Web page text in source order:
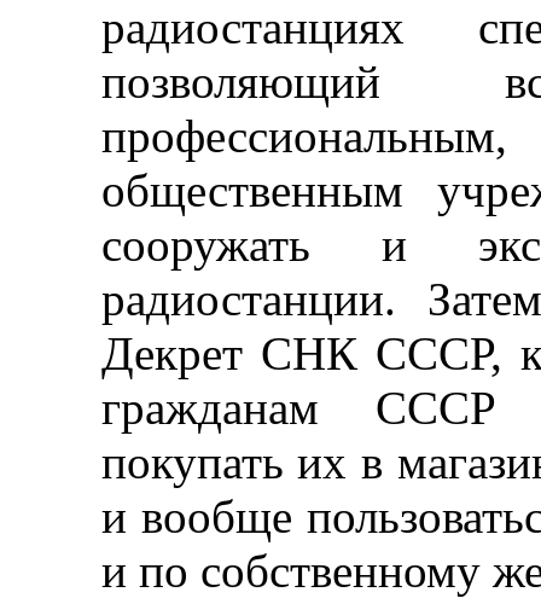
радиостанциях
позволяющий
общественным
сооружать и
радиостанции.
Декрет СНК СССР,
гражданам СССР
покупать их в
и вообще
и по собственному